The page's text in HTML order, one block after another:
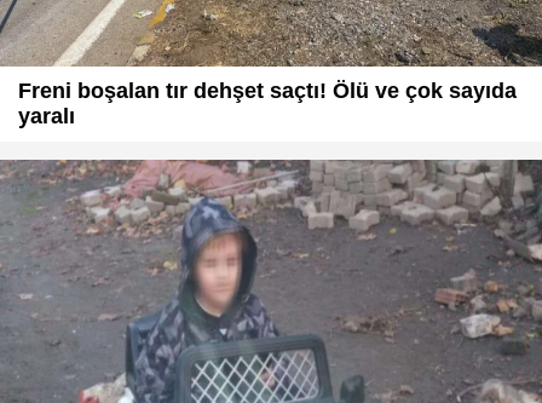
Freni boşalan tır dehşet saçtı! Ölü ve çok sayıda
yaralı